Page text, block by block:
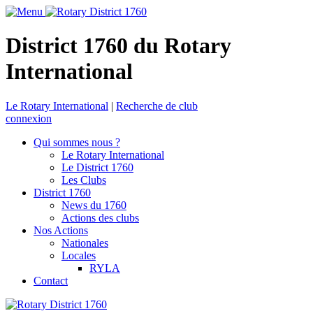
District 1760 du Rotary
International
Le Rotary International | Recherche de club
connexion
Qui sommes nous ?
Le Rotary International
Le District 1760
Les Clubs
District 1760
News du 1760
Actions des clubs
Nos Actions
Nationales
Locales
RYLA
Contact